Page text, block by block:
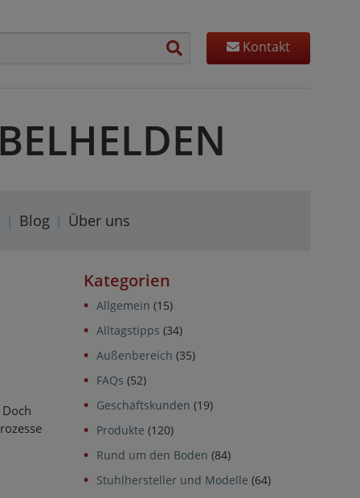
Kontakt
Blog Über uns
Kategorien
Allgemein (15)
Alltagstipps (34)
Außenbereich (35)
FAQs (52)
Geschäftskunden (19)
Produkte (120)
Rund um den Boden (84)
Stuhlhersteller und Modelle (64)